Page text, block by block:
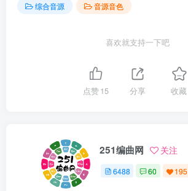
综合音源 音源音色
喜欢就支持一下吧
点赞15 分享 收藏
251编曲网 关注
6488 60 195